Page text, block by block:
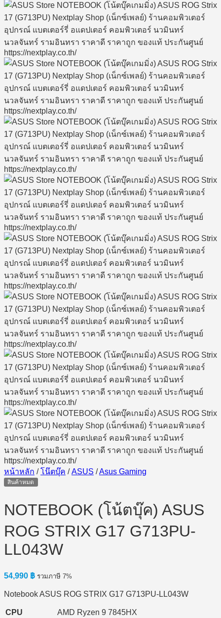
หน้าหลัก / โน๊ตบุ๊ค / ASUS /Asus Gaming
สินค้าหมด
NOTEBOOK (โน้ตบุ๊ค) ASUS
ROG STRIX G17 G713PU-
LL043W
54,990 ฿ รวมภาษี 7%
Notebook ASUS ROG STRIX G17 G713PU-LL043W
CPU
AMD Ryzen 9 7845HX